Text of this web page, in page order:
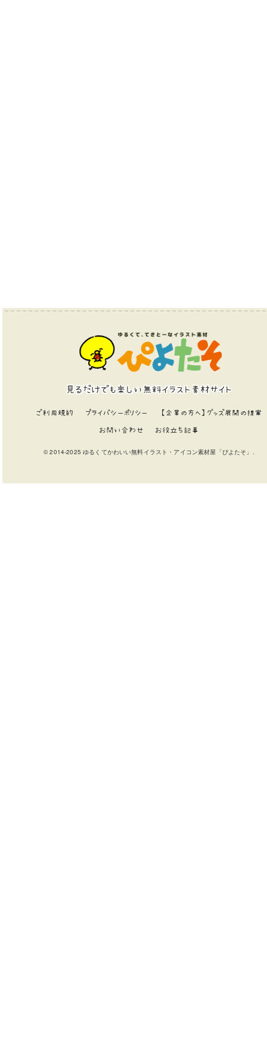
見るだけでも楽しい無料イラスト素材サイト
ご利用規約 プライバシーポリシー 【企業の方へ】グッズ展開の提案
お問い合わせ お役立ち記事
© 2014-2025 ゆるくてかわいい無料イラスト・アイコン素材屋「ぴよたそ」.